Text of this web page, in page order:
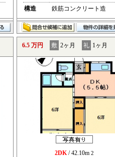
構造
鉄筋コンクリート造
6.5 万円 敷 2ヶ月 礼 1ヶ月
2DK/ 42.10m 2